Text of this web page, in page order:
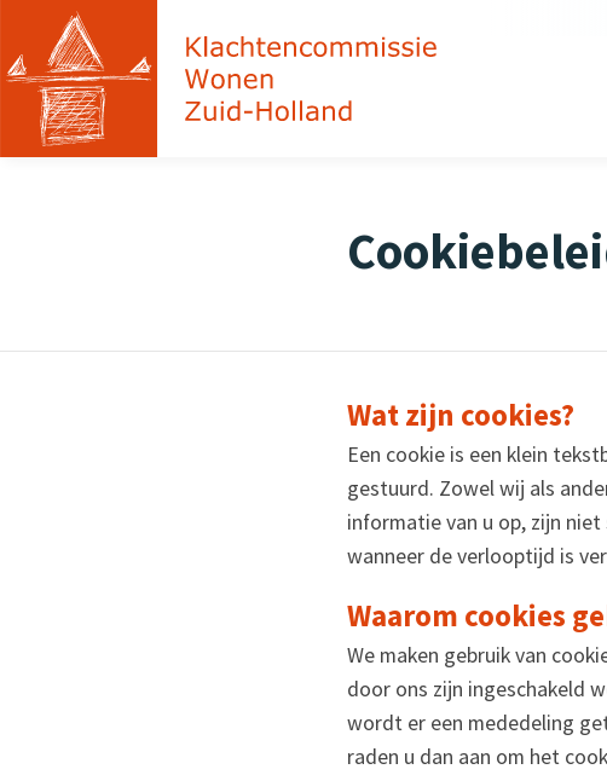
Wat zijn cookies?
Een cookie is een klein
gestuurd. Zowel wij als
informatie van u op, zijn
wanneer de verlooptijd is
Waarom cookies
We maken gebruik van
door ons zijn ingeschakeld
wordt er een mededeling
raden u dan aan om het